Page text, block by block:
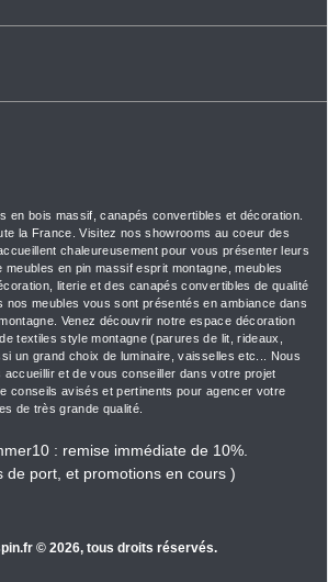
en bois massif, canapés convertibles et décoration.
la France. Visitez nos showrooms au coeur des
chaleureusement pour vous présenter leurs
meubles en pin massif esprit montagne, meubles
literie et des canapés convertibles de qualité
nos meubles vous sont présentés en ambiance dans
Venez découvrir notre espace décoration
textiles style montagne (parures de lit, rideaux,
un grand choix de luminaire, vaisselles etc... Nous
et de vous conseiller dans votre projet
conseils avisés et pertinents pour agencer votre
de très grande qualité.
: remise immédiate de 10%.
de port, et promotions en cours )
© 2026, tous droits réservés.